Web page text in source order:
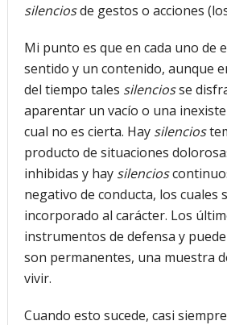
silenciosde gestos o acciones
Mi punto es que en cada uno de
sentido y un contenido, aunque
del tiempo tales silenciosse
aparentar un vacío o una
cual no es cierta. Hay silencios
producto de situaciones
inhibidas y hay silencios
negativo de conducta, los cuales
incorporado al carácter. Los
instrumentos de defensa y
son permanentes, una muestra
vivir.
Cuando esto sucede, casi